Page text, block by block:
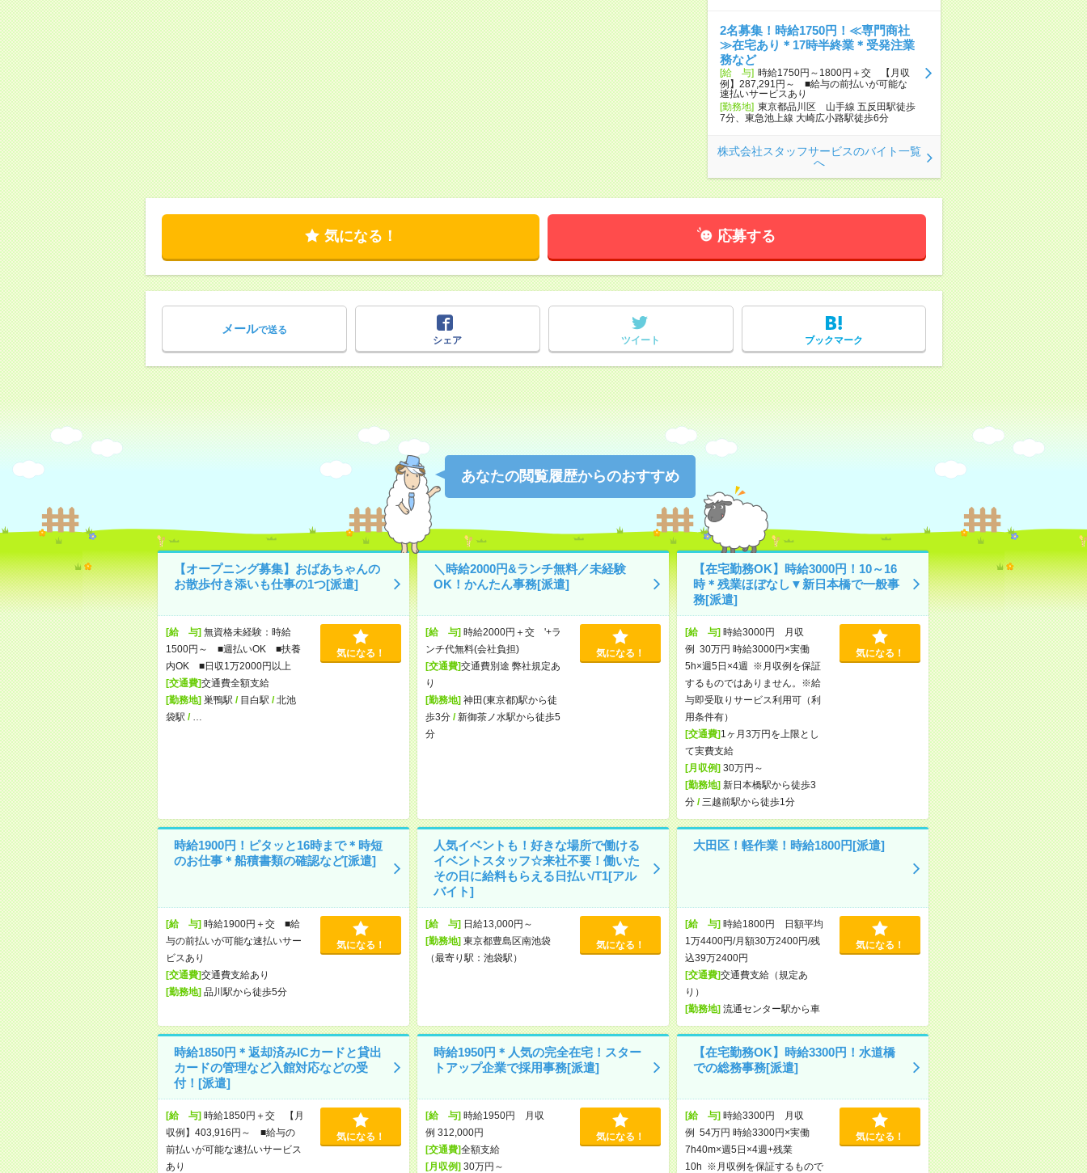
2名募集！時給1750円！≪専門商社
≫在宅あり＊17時半終業＊受発注業
務など
[給 与] 時給1750円～1800円＋交 【月収
例】287,291円～ ■給与の前払いが可能な
速払いサービスあり
[勤務地] 東京都品川区 山手線 五反田駅徒歩
7分、東急池上線 大崎広小路駅徒歩6分
株式会社スタッフサービスのバイト一覧
へ
気になる！ 応募する
メールで送る
シェア
ツイート ブックマーク
あなたの閲覧履歴からのおすすめ
【オープニング募集】おばあちゃんの
お散歩付き添いも仕事の1つ[派遣]
[給 与]無資格未経験：時給
1500円～ ■週払いOK ■扶養
内OK ■日収1万2000円以上
[交通費]交通費全額支給
[勤務地]巣鴨駅 / 目白駅 /北池
袋駅 /
気になる！
＼時給2000円&ランチ無料／未経験
OK！かんたん事務[派遣]
[給 与]時給2000円＋交 '+ラ
ンチ代無料(会社負担)
[交通費]交通費別途 弊社規定あ
り
[勤務地]神田(東京都)駅から徒
歩3分/新御茶ノ水駅から徒歩5
分
気になる！
【在宅勤務OK】時給3000円！10～16
時＊残業ほぼなし▼新日本橋で一般事
務[派遣]
[給 与]時給3000円 月収
例 30万円 時給3000円×実働
5h×週5日×4週 ※月収例を保証
するものではありません。※給
与即受取りサービス利用可（利
用条件有）
[交通費]1ヶ月3万円を上限とし
て実費支給
[月収例]30万円～
[勤務地]新日本橋駅から徒歩3
分/ 三越前駅から徒歩1分
気になる！
時給1900円！ピタッと16時まで＊時短
のお仕事＊船積書類の確認など[派遣]
[給 与]時給1900円＋交 ■給
与の前払いが可能な速払いサー
ビスあり
[交通費]交通費支給あり
[勤務地]品川駅から徒歩5分
気になる！
人気イベントも！好きな場所で働ける
イベントスタッフ☆来社不要！働いた
その日に給料もらえる日払い/T1[アル
バイト]
[給 与]日給13,000円～
[勤務地]東京都豊島区南池袋
（最寄り駅：池袋駅）
気になる！
大田区！軽作業！時給1800円[派遣]
[給 与]時給1800円 日額平均
1万4400円/月額30万2400円/残
込39万2400円
[交通費]交通費支給（規定あ
り）
[勤務地]流通センター駅から車
気になる！
時給1850円＊返却済みICカードと貸出
カードの管理など入館対応などの受
付！[派遣]
[給 与]時給1850円＋交 【月
収例】403,916円～ ■給与の
前払いが可能な速払いサービス
あり
気になる！
時給1950円＊人気の完全在宅！スター
トアップ企業で採用事務[派遣]
[給 与]時給1950円 月収
例 312,000円
[交通費]全額支給
[月収例]30万円～
気になる！
【在宅勤務OK】時給3300円！水道橋
での総務事務[派遣]
[給 与]時給3300円 月収
例 54万円 時給3300円×実働
7h40m×週5日×4週+残業
10h ※月収例を保証するもので
気になる！